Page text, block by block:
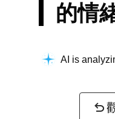
的情
AI is